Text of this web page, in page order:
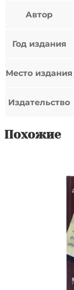
Автор
Год издания
Место издания
Издательство
Похожие